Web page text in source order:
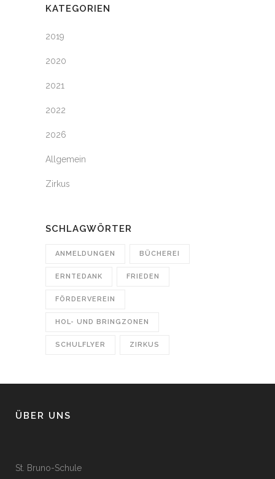
KATEGORIEN
2019
2020
2021
2022
2026
Allgemein
Zirkus
SCHLAGWÖRTER
ANMELDUNGEN BÜCHEREI
ERNTEDANK FRIEDEN
FÖRDERVEREIN
HOL- UND BRINGZONEN
SCHULFLYER ZIRKUS
ÜBER UNS
St. Bruno-Schule